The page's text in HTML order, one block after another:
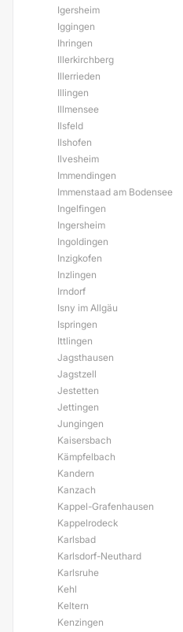
Igersheim
Iggingen
Ihringen
Illerkirchberg
Illerrieden
Illingen
Illmensee
Ilsfeld
Ilshofen
Ilvesheim
Immendingen
Immenstaad am Bodensee
Ingelfingen
Ingersheim
Ingoldingen
Inzigkofen
Inzlingen
Irndorf
Isny im Allgäu
Ispringen
Ittlingen
Jagsthausen
Jagstzell
Jestetten
Jettingen
Jungingen
Kaisersbach
Kämpfelbach
Kandern
Kanzach
Kappel-Grafenhausen
Kappelrodeck
Karlsbad
Karlsdorf-Neuthard
Karlsruhe
Kehl
Keltern
Kenzingen